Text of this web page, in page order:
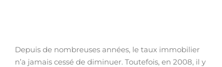
Depuis de nombreuses années, le taux immobilier
n’a jamais cessé de diminuer. Toutefois, en 2008, il y